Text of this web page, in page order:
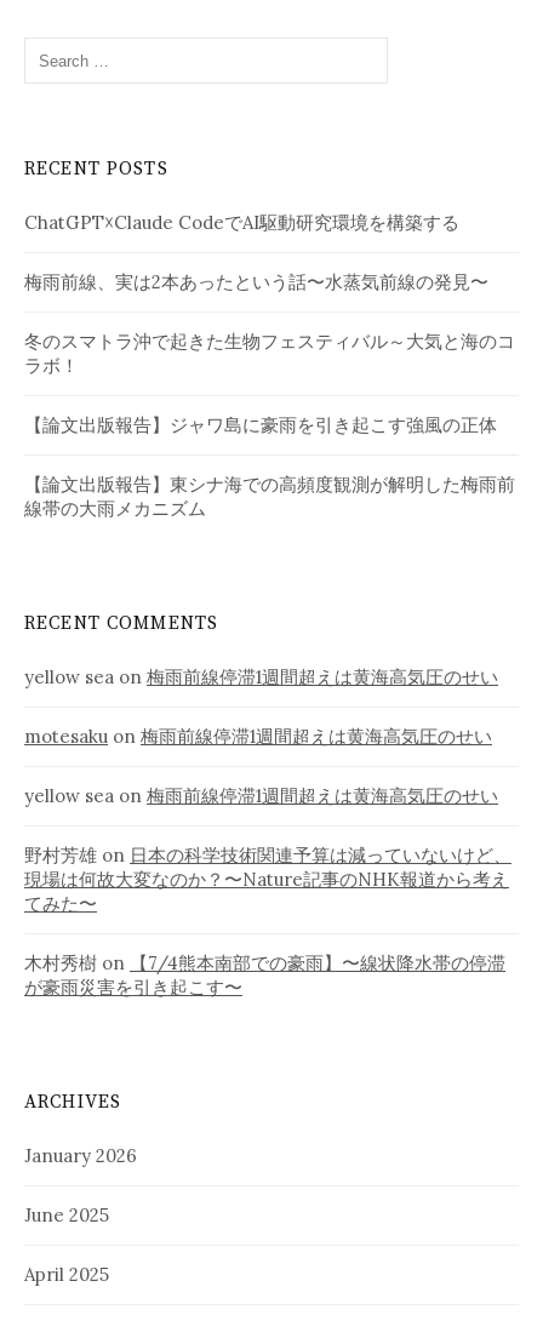
Search
RECENT POSTS
ChatGPT☓Claude CodeでAI駆動研究環境を構築する
梅雨前線、実は2本あったという話〜水蒸気前線の発見〜
冬のスマトラ沖で起きた生物フェスティバル～大気と海のコ
ラボ！
【論文出版報告】ジャワ島に豪雨を引き起こす強風の正体
【論文出版報告】東シナ海での高頻度観測が解明した梅雨前
線帯の大雨メカニズム
RECENT COMMENTS
yellow sea on 梅雨前線停滞1週間超えは黄海高気圧のせい
motesaku on 梅雨前線停滞1週間超えは黄海高気圧のせい
yellow sea on 梅雨前線停滞1週間超えは黄海高気圧のせい
野村芳雄 on 日本の科学技術関連予算は減っていないけど、
現場は何故大変なのか？〜Nature記事のNHK報道から考え
てみた〜
木村秀樹 on
【7/4熊本南部での豪雨】〜線状降水帯の停滞
が豪雨災害を引き起こす〜
ARCHIVES
January 2026
June 2025
April 2025